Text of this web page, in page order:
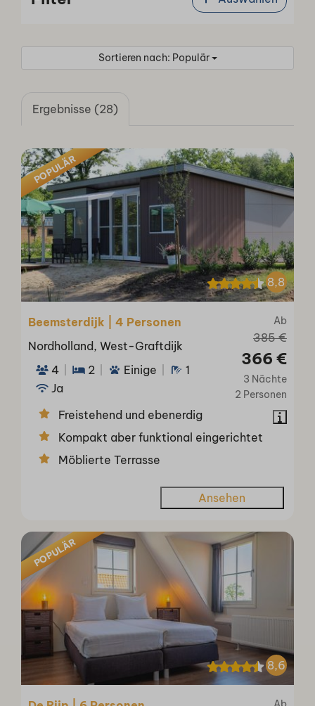
Sortieren nach: Populär
Ergebnisse (28)
POPULÄR
8,8
Ab
385 €
366 €
3 Nächte
2 Personen
Beemsterdijk | 4 Personen
Nordholland, West-Graftdijk
4
2 Einige
1
Ja
Freistehend und ebenerdig
Kompakt aber funktional eingerichtet
Möblierte Terrasse
Ansehen
POPULÄR
8,6